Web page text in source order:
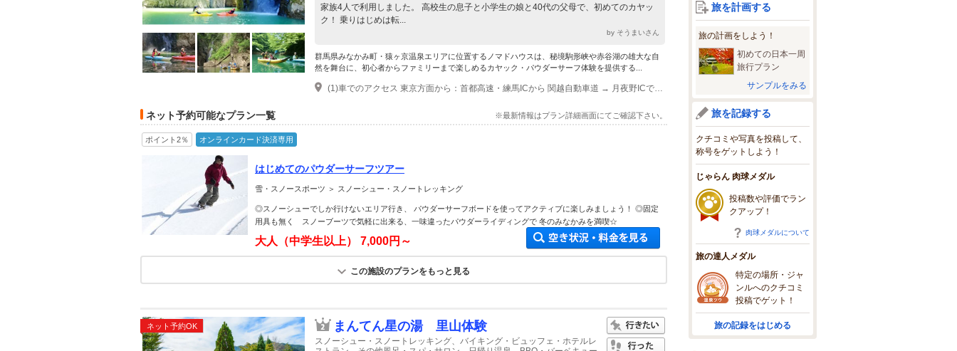
家族4人で利用しました。 高校生の息子と小学生の娘と40代の父母で、初めてのカヤッ
ク！ 乗りはじめは転...
by そうまいさん
群馬県みなかみ町・猿ヶ京温泉エリアに位置するノマドハウスは、秘境駒形峡や赤谷湖の雄大な自
然を舞台に、初心者からファミリーまで楽しめるカヤック・パウダーサーフ体験を提供する...
(1)車でのアクセス 東京方面から：首都高速・練馬ICから 関越自動車道 → 月夜野ICで降りて国道17号線経由 約20分。 新潟方面から：新潟西ICから北陸・関越道経由で月夜野ICへ、そこから国道17号線で猿ヶ京温泉方面 約20分。 駐車場：約150台分の無料駐車場あり。 公共交通機関でのアクセス 電車＋バスの場合： 東京方面→ 上毛高原駅（上越新幹線利用：約70分）からバスで約30分。 または 後閑駅 からバスで約35分。 バス停： 「まんてん星の湯下」バス停で下車 → 階段を上がって徒歩5分。
ネット予約可能なプラン一覧 ※最新情報はプラン詳細画面にてご確認下さい。
ポイント2％ オンラインカード決済専用
はじめてのパウダーサーフツアー
雪・スノースポーツ ＞ スノーシュー・スノートレッキング
◎スノーシューでしか行けないエリア行き、 パウダーサーフボードを使ってアクティブに楽しみましょう！ ◎固定
用具も無く スノーブーツで気軽に出来る、一味違ったパウダーライディングで 冬のみなかみを満喫☆
大人（中学生以上） 7,000円～
空き状況・料金を見る
この施設のプランをもっと見る
ネット予約OK まんてん星の湯 里山体験
スノーシュー・スノートレッキング、バイキング・ビュッフェ・ホテルレ
旅を計画する
旅の計画をしよう！
初めての日本一周
旅行プラン
サンプルをみる
旅を記録する
クチコミや写真を投稿して、
称号をゲットしよう！
じゃらん 肉球メダル
投稿数や評価でラン
クアップ！
肉球メダルについて
旅の達人メダル
特定の場所・ジャ
ンルへのクチコミ
投稿でゲット！
旅の記録をはじめる